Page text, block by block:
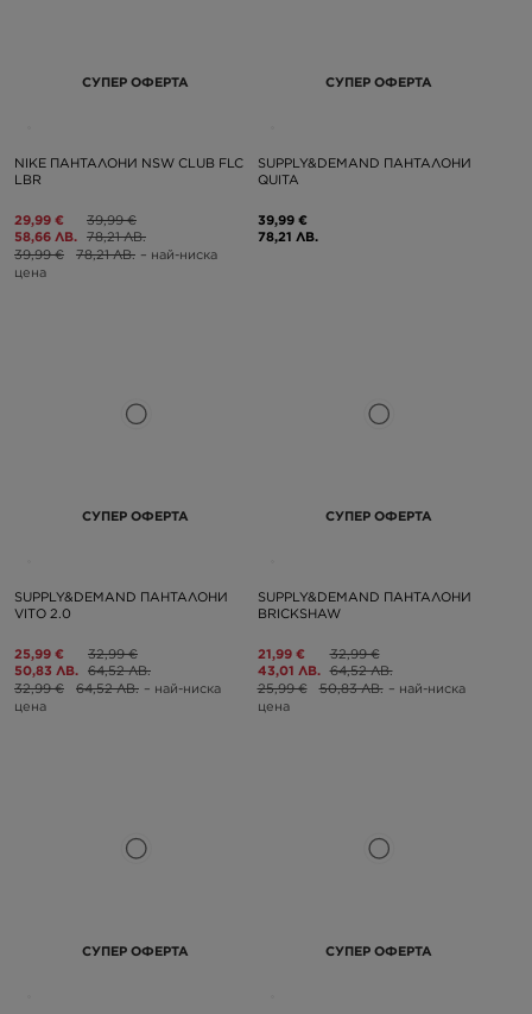
СУПЕР ОФЕРТА
NIKE ПАНТАЛОНИ NSW CLUB FLC
LBR
29,99 €
58,66 ЛВ.
39,99 €
78,21 ЛВ.
39,99 €
78,21 ЛВ. – най-ниска
цена
СУПЕР ОФЕРТА
SUPPLY&DEMAND ПАНТАЛОНИ
QUITA
39,99 €
78,21 ЛВ.
СУПЕР ОФЕРТА
SUPPLY&DEMAND ПАНТАЛОНИ
VITO 2.0
25,99 €
50,83 ЛВ.
32,99 €
64,52 ЛВ.
32,99 €
64,52 ЛВ. – най-ниска
цена
СУПЕР ОФЕРТА
SUPPLY&DEMAND ПАНТАЛОНИ
BRICKSHAW
21,99 €
43,01 ЛВ.
32,99 €
64,52 ЛВ.
25,99 €
50,83 ЛВ. – най-ниска
цена
СУПЕР ОФЕРТА СУПЕР ОФЕРТА